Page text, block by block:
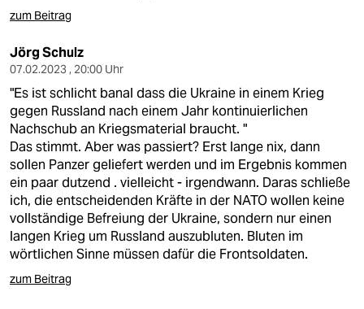
zum Beitrag
Jörg Schulz
07.02.2023 , 20:00 Uhr
"Es ist schlicht banal dass die Ukraine in einem Krieg
gegen Russland nach einem Jahr kontinuierlichen
Nachschub an Kriegsmaterial braucht. "
Das stimmt. Aber was passiert? Erst lange nix, dann
sollen Panzer geliefert werden und im Ergebnis kommen
ein paar dutzend . vielleicht - irgendwann. Daras schließe
ich, die entscheidenden Kräfte in der NATO wollen keine
vollständige Befreiung der Ukraine, sondern nur einen
langen Krieg um Russland auszubluten. Bluten im
wörtlichen Sinne müssen dafür die Frontsoldaten.
zum Beitrag